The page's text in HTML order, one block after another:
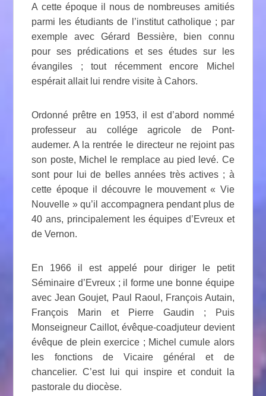
A cette époque il nous de nombreuses amitiés
parmi les étudiants de l’institut catholique ; par
exemple avec Gérard Bessière, bien connu
pour ses prédications et ses études sur les
évangiles ; tout récemment encore Michel
espérait allait lui rendre visite à Cahors.
Ordonné prêtre en 1953, il est d’abord nommé
professeur au collége agricole de Pont-
audemer. A la rentrée le directeur ne rejoint pas
son poste, Michel le remplace au pied levé. Ce
sont pour lui de belles années très actives ; à
cette époque il découvre le mouvement « Vie
Nouvelle » qu’il accompagnera pendant plus de
40 ans, principalement les équipes d’Evreux et
de Vernon.
En 1966 il est appelé pour diriger le petit
Séminaire d’Evreux ; il forme une bonne équipe
avec Jean Goujet, Paul Raoul, François Autain,
François Marin et Pierre Gaudin ; Puis
Monseigneur Caillot, évêque-coadjuteur devient
évêque de plein exercice ; Michel cumule alors
les fonctions de Vicaire général et de
chancelier. C’est lui qui inspire et conduit la
pastorale du diocèse.